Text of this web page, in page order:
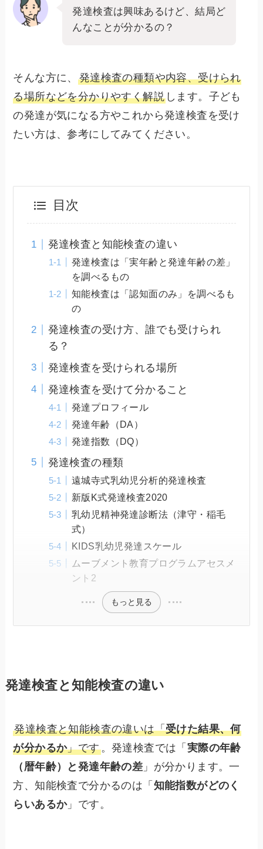
発達検査は興味あるけど、結局ど
んなことが分かるの？
そんな方に、 発達検査の種類や内容、受けられ
る場所などを分かりやすく解説 します。子ども
の発達が気になる方やこれから発達検査を受け
たい方は、参考にしてみてください。
目次
発達検査と知能検査の違い
発達検査は「実年齢と発達年齢の差」
を調べるもの
知能検査は「認知面のみ」を調べるも
の
発達検査の受け方、誰でも受けられ
る？
発達検査を受けられる場所
発達検査を受けて分かること
発達プロフィール
発達年齢（DA）
発達指数（DQ）
発達検査の種類
遠城寺式乳幼児分析的発達検査
新版K式発達検査2020
乳幼児精神発達診断法（津守・稲毛
式）
KIDS乳幼児発達スケール
ムーブメント教育プログラムアセスメ
ント2
もっと見る
発達検査と知能検査の違い
発達検査と知能検査の違いは「受けた結果、何
が分かるか」です。発達検査では「 実際の年齢
（暦年齢）と発達年齢の差 」が分かります。一
方、知能検査で分かるのは「 知能指数がどのく
らいあるか」です。